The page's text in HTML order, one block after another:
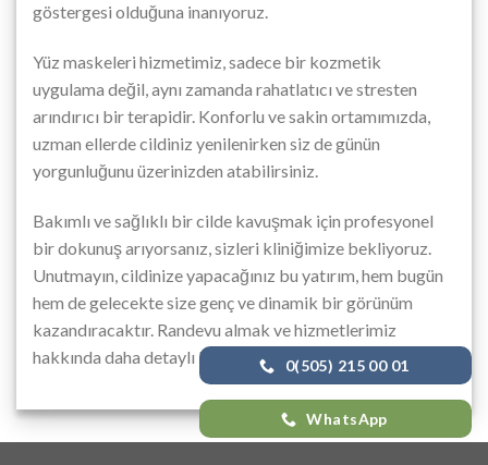
göstergesi olduğuna inanıyoruz.
Yüz maskeleri hizmetimiz, sadece bir kozmetik
uygulama değil, aynı zamanda rahatlatıcı ve stresten
arındırıcı bir terapidir. Konforlu ve sakin ortamımızda,
uzman ellerde cildiniz yenilenirken siz de günün
yorgunluğunu üzerinizden atabilirsiniz.
Bakımlı ve sağlıklı bir cilde kavuşmak için profesyonel
bir dokunuş arıyorsanız, sizleri kliniğimize bekliyoruz.
Unutmayın, cildinize yapacağınız bu yatırım, hem bugün
hem de gelecekte size genç ve dinamik bir görünüm
kazandıracaktır. Randevu almak ve hizmetlerimiz
hakkında daha detaylı bilgi edinmek için bize ulaşın.
0(505) 215 00 01
WhatsApp